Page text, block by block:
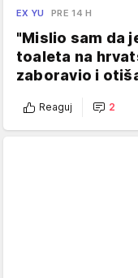
EX YU PRE 14 H
"Mislio sam da
toaleta na
zaboravio i
Reaguj 2